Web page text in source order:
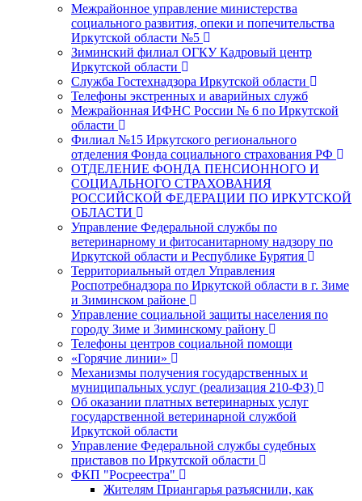
Межрайонное управление министерства
социального развития, опеки и попечительства
Иркутской области №5
Зиминский филиал ОГКУ Кадровый центр
Иркутской области
Служба Гостехнадзора Иркутской области
Телефоны экстренных и аварийных служб
Межрайонная ИФНС России № 6 по Иркутской
области
Филиал №15 Иркутского регионального
отделения Фонда социального страхования РФ
ОТДЕЛЕНИЕ ФОНДА ПЕНСИОННОГО И
СОЦИАЛЬНОГО СТРАХОВАНИЯ
РОССИЙСКОЙ ФЕДЕРАЦИИ ПО ИРКУТСКОЙ
ОБЛАСТИ
Управление Федеральной службы по
ветеринарному и фитосанитарному надзору по
Иркутской области и Республике Бурятия
Территориальный отдел Управления
Роспотребнадзора по Иркутской области в г. Зиме
и Зиминском районе
Управление социальной защиты населения по
городу Зиме и Зиминскому району
Телефоны центров социальной помощи
«Горячие линии»
Механизмы получения государственных и
муниципальных услуг (реализация 210-ФЗ)
Об оказании платных ветеринарных услуг
государственной ветеринарной службой
Иркутской области
Управление Федеральной службы судебных
приставов по Иркутской области
ФКП "Росреестра"
Жителям Приангарья разъяснили, как